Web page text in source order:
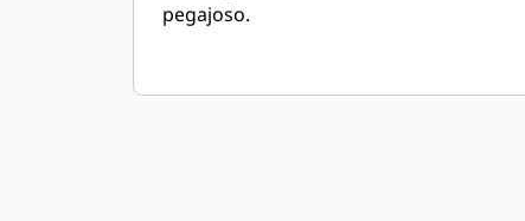
pegajoso.